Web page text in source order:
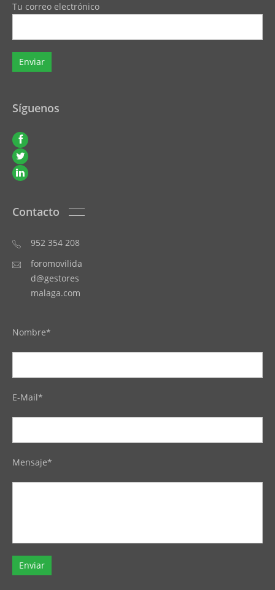
Tu correo electrónico
Síguenos
Contacto
952 354 208
foromovilida
d@gestores
malaga.com
Nombre*
E-Mail*
Mensaje*